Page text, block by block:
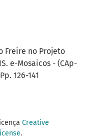
Freire no Projeto
e-Mosaicos - (CAp-
126-141
Creative
.